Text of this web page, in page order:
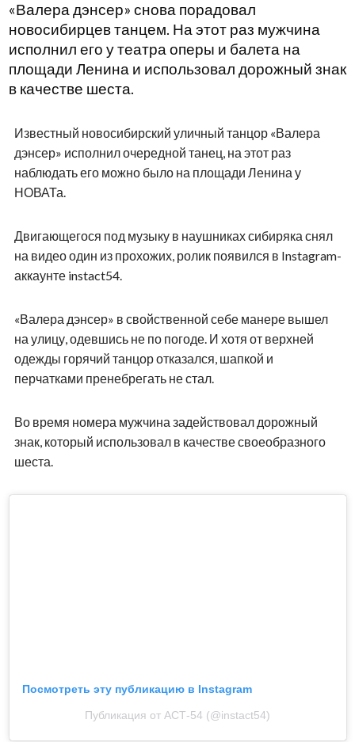
«Валера дэнсер» снова порадовал
новосибирцев танцем. На этот раз мужчина
исполнил его у театра оперы и балета на
площади Ленина и использовал дорожный знак
в качестве шеста.
Известный новосибирский уличный танцор «Валера
дэнсер» исполнил очередной танец, на этот раз
наблюдать его можно было на площади Ленина у
НОВАТа.
Двигающегося под музыку в наушниках сибиряка снял
на видео один из прохожих, ролик появился в Instagram-
аккаунте instact54.
«Валера дэнсер» в свойственной себе манере вышел
на улицу, одевшись не по погоде. И хотя от верхней
одежды горячий танцор отказался, шапкой и
перчатками пренебрегать не стал.
Во время номера мужчина задействовал дорожный
знак, который использовал в качестве своеобразного
шеста.
Посмотреть эту публикацию в Instagram
Публикация от АСТ-54 (@instact54)